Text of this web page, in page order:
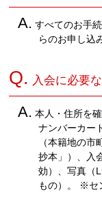
A. すべてのお手
らのお申し込
Q. 入会に必要
A. 本人・住所を
ナンバーカー
（本籍地の
抄本」）、入
効）、写真（
もの）。 ※セ